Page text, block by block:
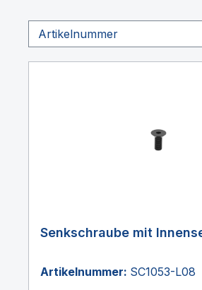
Senkschraube mit
Artikelnummer: SC1053-L08